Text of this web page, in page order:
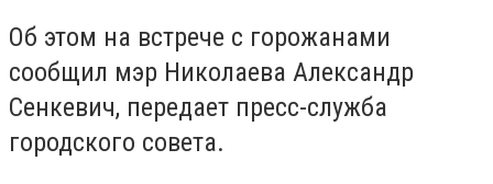
Об этом на встрече с горожанами
сообщил мэр Николаева Александр
Сенкевич, передает пресс-служба
городского совета.